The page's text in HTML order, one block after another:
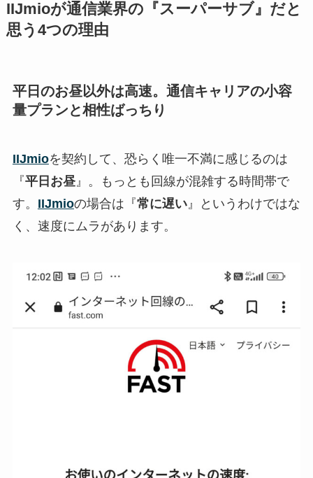
IIJmioが通信業界の『スーパーサブ』だと
思う4つの理由
平日のお昼以外は高速。通信キャリアの小容
量プランと相性ばっちり
IIJmioを契約して、恐らく唯一不満に感じるのは
『平日お昼』。もっとも回線が混雑する時間帯で
す。 IIJmioの場合は『常に遅い』というわけではな
く、速度にムラがあります。